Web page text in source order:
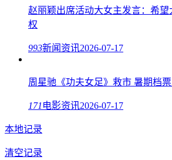
赵丽颖出席活动大女主发言：希
权
993新闻资讯2026-07-17
周星驰《功夫女足》救市 暑期档
171 电影资讯2026-07-17
本地记录
清空记录